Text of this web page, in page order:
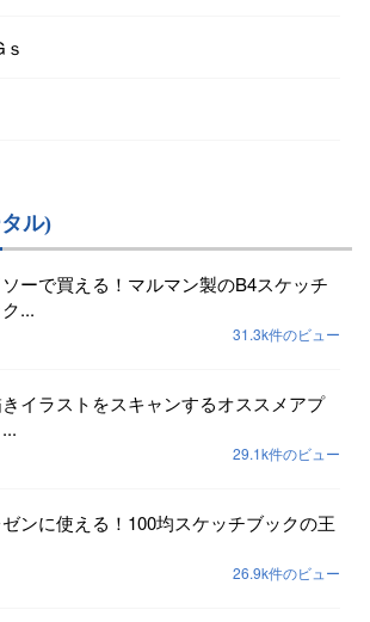
ル)
ーで買える！マルマン製のB4スケッチ
...
31.3k件のビュー
イラストをスキャンするオススメアプ
29.1k件のビュー
ンに使える！100均スケッチブックの王
26.9k件のビュー